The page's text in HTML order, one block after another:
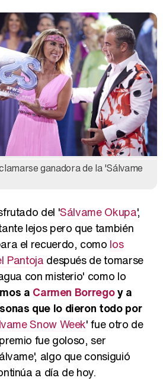
ganadora de la 'Sálvame
del 'Sálvame Okupa',
lejos pero que también
el recuerdo, como los
Pantoja después de tomarse
con misterio' como lo
a Carmen Borregoy a
que lo dieron todo por
Snow Week' fue otro de
fue goloso, ser
algo que consiguió
a día de hoy.